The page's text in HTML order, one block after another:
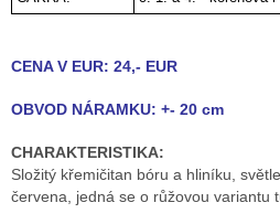
CENA V EUR: 24,- EUR
OBVOD NÁRAMKU: +- 20 cm
CHARAKTERISTIKA:
Složitý křemičitan bóru a hliníku,
červena, jedná se o růžovou variantu